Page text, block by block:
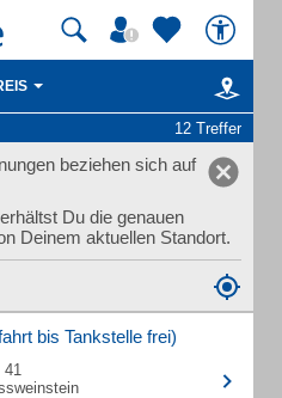
12 Treffer
beziehen sich auf
Du die genauen
Deinem aktuellen Standort.
bis Tankstelle frei)
41